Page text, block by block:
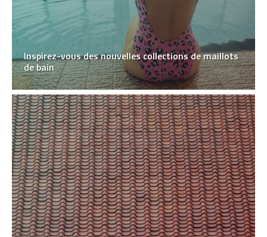
Inspirez-vous des nouvelles collections de maillots
de bain